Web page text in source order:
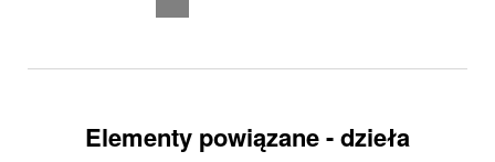
Elementy powiązane - dzieła